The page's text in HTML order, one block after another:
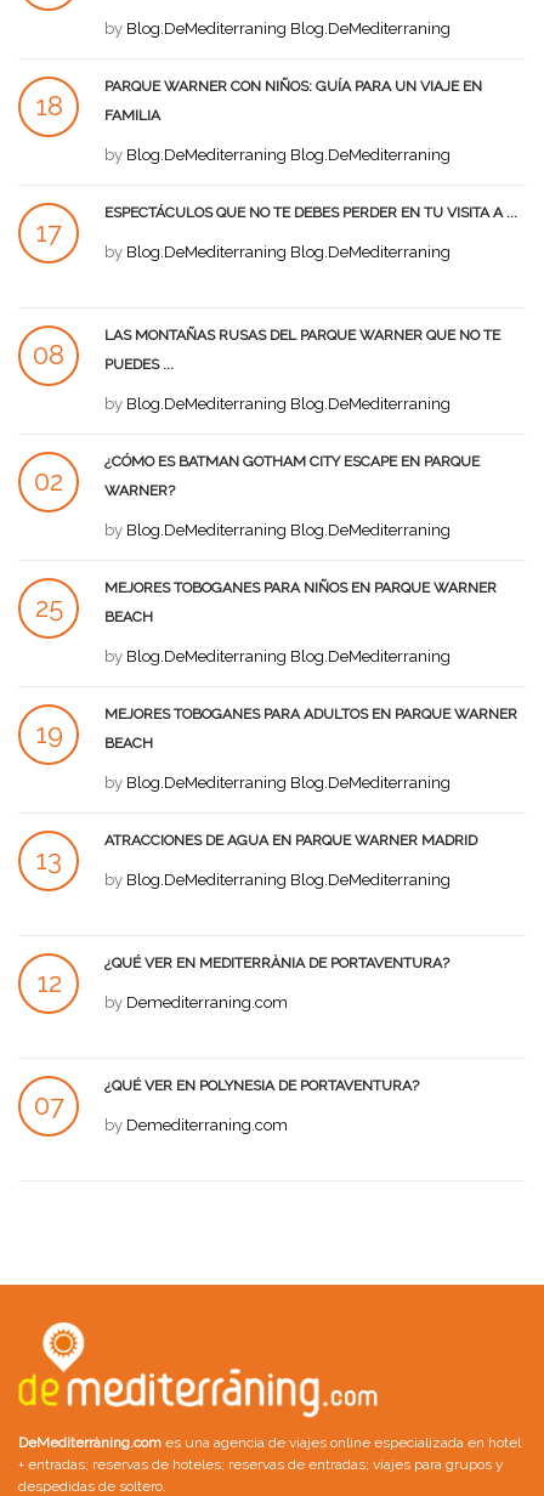
by Blog.DeMediterraning Blog.DeMediterraning
18
PARQUE WARNER CON NIÑOS: GUÍA PARA UN VIAJE EN
FAMILIA
by Blog.DeMediterraning Blog.DeMediterraning
17
ESPECTÁCULOS QUE NO TE DEBES PERDER EN TU VISITA A ...
by Blog.DeMediterraning Blog.DeMediterraning
08
LAS MONTAÑAS RUSAS DEL PARQUE WARNER QUE NO TE
PUEDES ...
by Blog.DeMediterraning Blog.DeMediterraning
02
¿CÓMO ES BATMAN GOTHAM CITY ESCAPE EN PARQUE
WARNER?
by Blog.DeMediterraning Blog.DeMediterraning
25
MEJORES TOBOGANES PARA NIÑOS EN PARQUE WARNER
BEACH
by Blog.DeMediterraning Blog.DeMediterraning
19
MEJORES TOBOGANES PARA ADULTOS EN PARQUE WARNER
BEACH
by Blog.DeMediterraning Blog.DeMediterraning
13
ATRACCIONES DE AGUA EN PARQUE WARNER MADRID
by Blog.DeMediterraning Blog.DeMediterraning
12
¿QUÉ VER EN MEDITERRÀNIA DE PORTAVENTURA?
by Demediterraning.com
07
¿QUÉ VER EN POLYNESIA DE PORTAVENTURA?
by Demediterraning.com
DeMediterràning.com es una agencia de viajes online especializada en hotel
+ entradas; reservas de hoteles; reservas de entradas; viajes para grupos y
despedidas de soltero.